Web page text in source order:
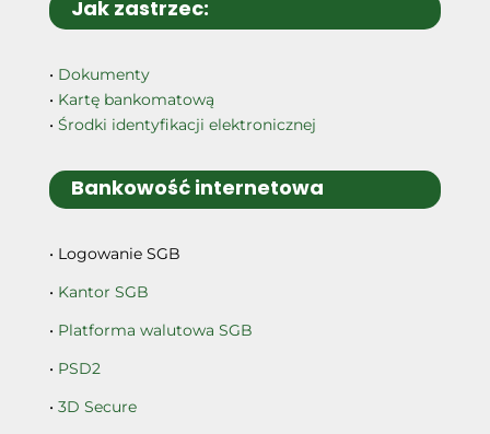
Jak zastrzec:
• Dokumenty
• Kartę bankomatową
• Środki identyfikacji elektronicznej
Bankowość internetowa
• Logowanie SGB
• Kantor SGB
• Platforma walutowa SGB
• PSD2
• 3D Secure